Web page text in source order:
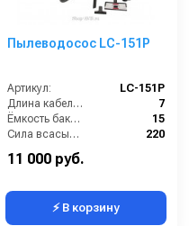
Пылеводосос LC-151P
Артикул:
LC-151P
Длина кабеля (м):
7
Ёмкость бака (л):
15
Сила всасывания (мбар):
220
Напряжение (В):
11 000 руб.
⚡ В корзину